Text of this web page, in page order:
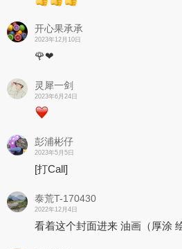
开心果承承
2023年12月10日
🌹❤
灵犀一剑
2023年6月24日
彭浦彬仔
2023年5月5日
[打Call]
泰荒T-170430
2022年12月4日
看着这个封面进来 油画（厚涂